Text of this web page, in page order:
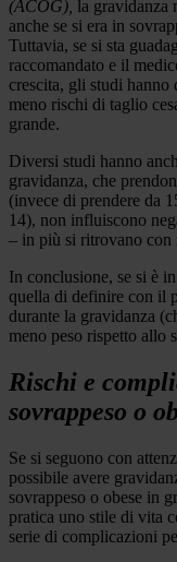
(ACOG),
la gravidanza
anche se si era in
Tuttavia, se si sta
raccomandato e il
crescita, gli studi hanno
meno rischi di taglio
grande.
Diversi studi hanno
gravidanza, che
(invece di prendere da
14), non influiscono
– in più si ritrovano con
In conclusione, se si è
quella di definire con il
durante la gravidanza
meno peso rispetto allo
Rischi e
sovrappeso o
Se si seguono con
possibile avere
sovrappeso o obese in
pratica uno stile di vita
serie di complicazioni